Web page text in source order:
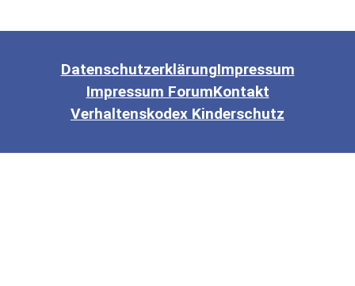
DatenschutzerklärungImpressum
Impressum ForumKontakt
Verhaltenskodex Kinderschutz